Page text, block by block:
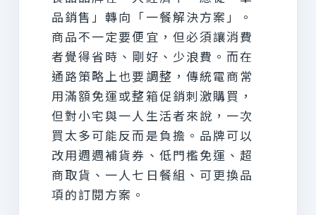
品銷售」轉向「一餐解決方案」。
商品不一定要便宜，但必須讓消費
者覺得省時、剛好、少浪費。而在
通路策略上也要調整，傳統電商常
用滿額免運或整箱促銷刺激購買，
但對小宅與一人生活者來說，一次
買太多可能反而是負擔。品牌可以
改用週週補貨券、低門檻免運、超
商取貨、一人七日餐組、可更換品
項的訂閱方案。